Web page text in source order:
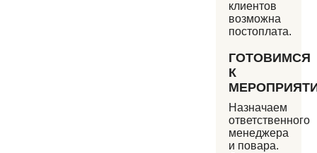
клиентов
возможна
постоплата.
ГОТОВИМСЯ
К
Назначаем
ответственного
менеджера
и повара.